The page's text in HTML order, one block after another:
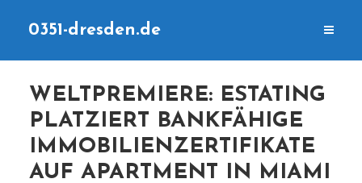
0351-dresden.de
WELTPREMIERE: ESTATING
PLATZIERT BANKFÄHIGE
IMMOBILIENZERTIFIKATE
AUF APARTMENT IN MIAMI